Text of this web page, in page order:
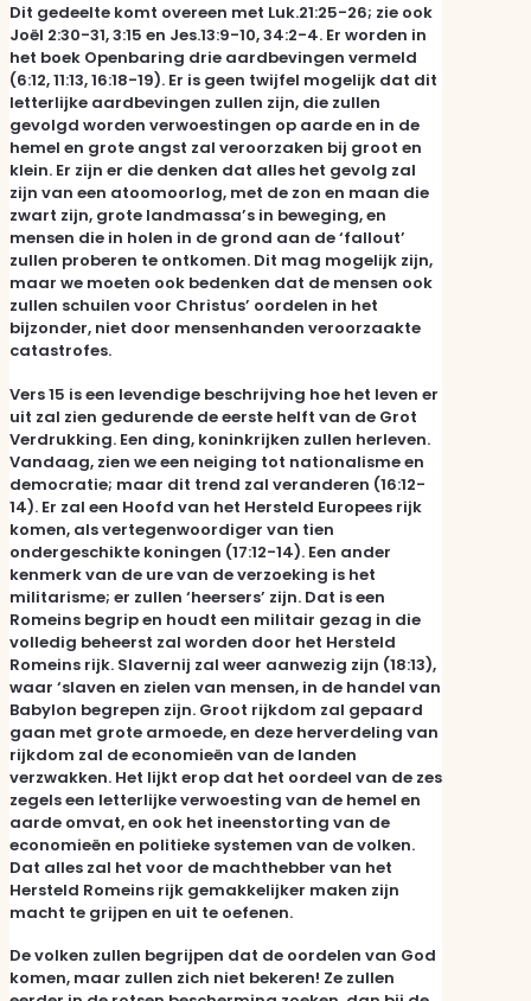
Dit gedeelte komt overeen met Luk.21:25-26; zie ook
Joël 2:30-31, 3:15 en Jes.13:9-10, 34:2-4. Er worden in
het boek Openbaring drie aardbevingen vermeld
(6:12, 11:13, 16:18-19). Er is geen twijfel mogelijk dat dit
letterlijke aardbevingen zullen zijn, die zullen
gevolgd worden verwoestingen op aarde en in de
hemel en grote angst zal veroorzaken bij groot en
klein. Er zijn er die denken dat alles het gevolg zal
zijn van een atoomoorlog, met de zon en maan die
zwart zijn, grote landmassa’s in beweging, en
mensen die in holen in de grond aan de ‘fallout’
zullen proberen te ontkomen. Dit mag mogelijk zijn,
maar we moeten ook bedenken dat de mensen ook
zullen schuilen voor Christus’ oordelen in het
bijzonder, niet door mensenhanden veroorzaakte
catastrofes.
Vers 15 is een levendige beschrijving hoe het leven er
uit zal zien gedurende de eerste helft van de Grot
Verdrukking. Een ding, koninkrijken zullen herleven.
Vandaag, zien we een neiging tot nationalisme en
democratie; maar dit trend zal veranderen (16:12-
14). Er zal een Hoofd van het Hersteld Europees rijk
komen, als vertegenwoordiger van tien
ondergeschikte koningen (17:12-14). Een ander
kenmerk van de ure van de verzoeking is het
militarisme; er zullen ‘heersers’ zijn. Dat is een
Romeins begrip en houdt een militair gezag in die
volledig beheerst zal worden door het Hersteld
Romeins rijk. Slavernij zal weer aanwezig zijn (18:13),
waar ‘slaven en zielen van mensen, in de handel van
Babylon begrepen zijn. Groot rijkdom zal gepaard
gaan met grote armoede, en deze herverdeling van
rijkdom zal de economieën van de landen
verzwakken. Het lijkt erop dat het oordeel van de zes
zegels een letterlijke verwoesting van de hemel en
aarde omvat, en ook het ineenstorting van de
economieën en politieke systemen van de volken.
Dat alles zal het voor de machthebber van het
Hersteld Romeins rijk gemakkelijker maken zijn
macht te grijpen en uit te oefenen.
De volken zullen begrijpen dat de oordelen van God
komen, maar zullen zich niet bekeren! Ze zullen